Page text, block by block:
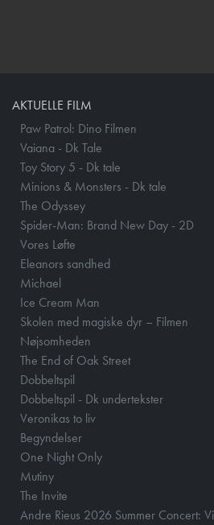
AKTUELLE FILM
Paw Patrol: Dino Filmen
Vaiana - Dk Tale
Toy Story 5 - Dk tale
Minions & Monsters - Dk tale
The Odyssey
Spider-Man: Brand New Day - 2D
Vores Løfte
Eleanors sandhed
Michael
Ice Cream Man
Skolen med magiske dyr – Filmen
Nøjsomheden
The End of Oak Street
Dobbeltspil
Dobbeltspil - Dk undertekster
Veronikas to liv
Begyndelser
One Night Only
Mutiny
The Invite
Andre Rieus 2026 Summer Concert: